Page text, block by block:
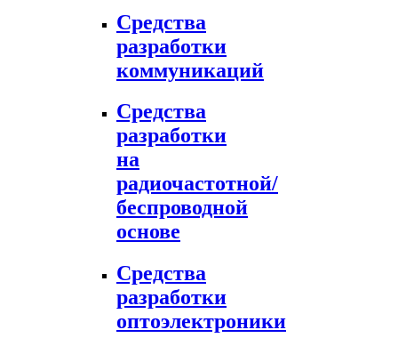
Средства
разработки
коммуникаций
Средства
разработки
на
радиочастотной/
беспроводной
основе
Средства
разработки
оптоэлектроники